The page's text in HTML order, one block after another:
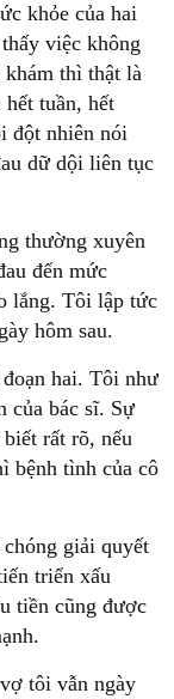
khỏe của hai
việc không
khám thì thật là
tuần, hết
đột nhiên nói
dữ dội liên tục
thường xuyên
đến mức
lắng. Tôi lập tức
hôm sau.
hai. Tôi như
của bác sĩ. Sự
rất rõ, nếu
bệnh tình của cô
giải quyết
triển xấu
tiền cũng được
tôi vẫn ngày